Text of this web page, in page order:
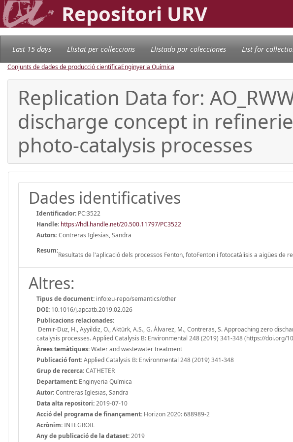
Repositori URV
Last 15 days Llistat per col·leccions Llistado por colecciones List for
Conjunts de dades de producció científicaEnginyeria Química
Replication Data for:
discharge concept in
photo-catalysis processes
Dades identificatives
Identificador: PC:3522
Handle: https://hdl.handle.net/20.500.11797/PC3522
Autors:Contreras Iglesias, Sandra
Resum:
Resultats de l'aplicació dels processos Fenton, fotoFenton i fotocatàlisis a aigües de
Altres:
Tipus de document: info:eu-repo/semantics/other
DOI: 10.1016/j.apcatb.2019.02.026
Publicacions relacionades:
Demir-Duz, H., Ayyildiz, O., Aktürk, A.S., G. Álvarez, M., Contreras, S. Approaching zero
catalysis processes. Applied Catalysis B: Environmental 248 (2019) 341-348 (https://doi.org/
Àrees temàtiques:Water and wastewater treatment
Publicació font:Applied Catalysis B: Environmental 248 (2019) 341-348
Grup de recerca:CATHETER
Departament: Enginyeria Química
Autor:Contreras Iglesias, Sandra
Data alta repositori:2019-07-10
Acció del programa de finançament: Horizon 2020: 688989-2
Acrònim:INTEGROIL
Any de publicació de la dataset:2019